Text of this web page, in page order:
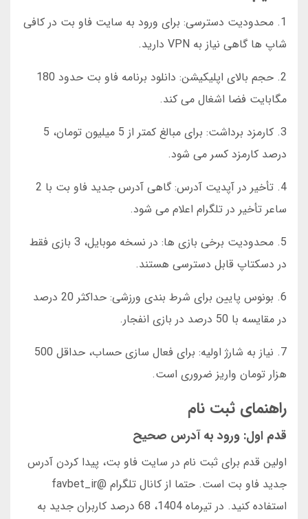
1. محدودیت دسترسی: برای ورود به سایت فاو بت در کافی
شاپ ها گاهی نیاز به VPN دارید.
2. حجم بالای اپلیکیشن: دانلود برنامه فاو بت حدود 180
مگابایت فضا اشغال می کند.
3. کارمزد برداشت: برای مبالغ کمتر از 5 میلیون تومان، 5
درصد کارمزد کسر می شود.
4. تأخیر در آپدیت آدرس: گاهی آدرس جدید فاو بت با 2
ساعر تأخیر در تلگرام اعلام می شود.
5. محدودیت برخی بازی ها: در نسخه موبایل، 3 بازی فقط
در دسکتاپ قابل دسترسی هستند.
6. بونوس پایین برای شرط بندی ورزشی: حداکثر 20 درصد
در مقایسه با 50 درصد در بازی انفجار.
7. نیاز به شارژ اولیه: برای فعال سازی حساب، حداقل 500
هزار تومان واریز ضروری است.
راهنمای ثبت نام
قدم اول: ورود به آدرس صحیح
اولین قدم برای ثبت نام در سایت فاو بت، پیدا کردن آدرس
جدید فاو بت است. حتما از کانال تلگرام @favbet_ir
استفاده کنید. در تیرماه 1404، 68 درصد کاربران جدید به